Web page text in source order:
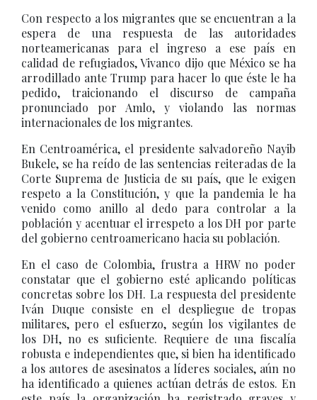
Con respecto a los migrantes que se encuentran a la
espera de una respuesta de las autoridades
norteamericanas para el ingreso a ese país en
calidad de refugiados, Vivanco dijo que México se ha
arrodillado ante Trump para hacer lo que éste le ha
pedido, traicionando el discurso de campaña
pronunciado por Amlo, y violando las normas
internacionales de los migrantes.
En Centroamérica, el presidente salvadoreño Nayib
Bukele, se ha reído de las sentencias reiteradas de la
Corte Suprema de Justicia de su país, que le exigen
respeto a la Constitución, y que la pandemia le ha
venido como anillo al dedo para controlar a la
población y acentuar el irrespeto a los DH por parte
del gobierno centroamericano hacia su población.
En el caso de Colombia, frustra a HRW no poder
constatar que el gobierno esté aplicando políticas
concretas sobre los DH. La respuesta del presidente
Iván Duque consiste en el despliegue de tropas
militares, pero el esfuerzo, según los vigilantes de
los DH, no es suficiente. Requiere de una fiscalía
robusta e independientes que, si bien ha identificado
a los autores de asesinatos a líderes sociales, aún no
ha identificado a quienes actúan detrás de estos. En